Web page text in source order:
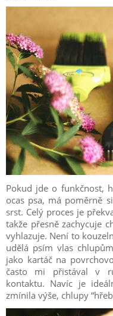
Pokud jde o funkčnost,
ocas psa, má poměrně
srst. Celý proces je
takže přesně zachycuje
vyhlazuje. Není to
udělá psím vlas
jako kartáč na
často mi přistával v
kontaktu. Navíc je
zmínila výše, chlupy